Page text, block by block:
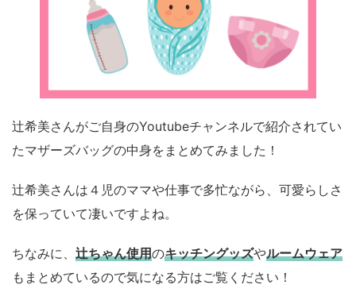
辻希美さんがご自身のYoutubeチャンネルで紹介されてい
たマザーズバッグの中身をまとめてみました！
辻希美さんは４児のママや仕事で多忙ながら、可愛らしさ
を保っていて凄いですよね。
ちなみに、 辻ちゃん使用のキッチングッズやルームウェア
もまとめているので気になる方はご覧ください！